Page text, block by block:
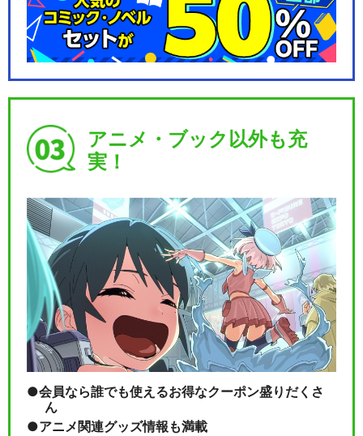
アニメ・ブック以外も充
実！
会員なら誰でも使えるお得なクーポン盛りだくさ
ん
アニメ関連グッズ情報も満載